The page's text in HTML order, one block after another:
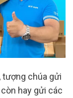
tượng chúa gửi
hay gửi các